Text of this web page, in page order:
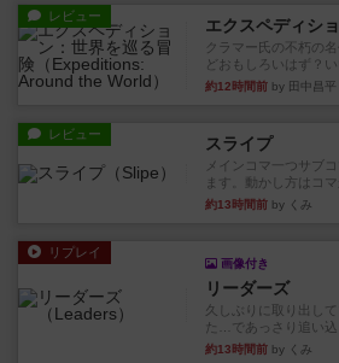
レビュー エクスペディシ
クラマー氏の不朽の
どおもしろいはず？
約12時間前 by 田中昌平
レビュー スライプ
メインコマ一つサブ
ます。動かし方はコ
約13時間前 by くみ
リプレイ
画像付き
リーダーズ
久しぶりに取り出し
た…であっさり追い込
約13時間前 by くみ